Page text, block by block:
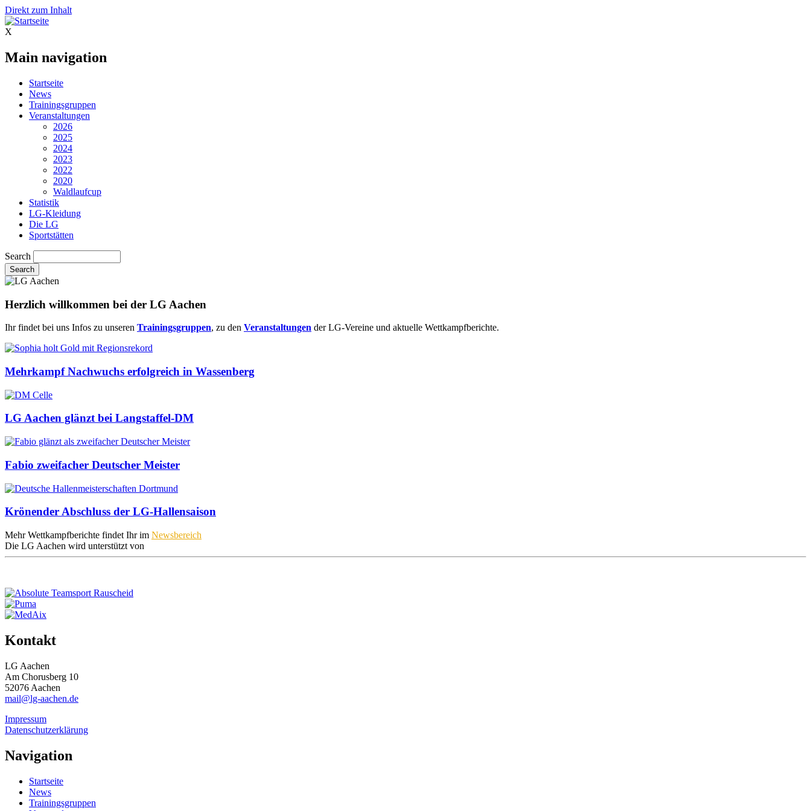
Direkt zum Inhalt
X
Main navigation
Startseite
News
Trainingsgruppen
Veranstaltungen
2026
2025
2024
2023
2022
2020
Waldlaufcup
Statistik
LG-Kleidung
Die LG
Sportstätten
Search
Herzlich willkommen bei der LG Aachen
Ihr findet bei uns Infos zu unseren Trainingsgruppen, zu den Veranstaltungen der LG-Vereine und aktuelle Wettkampfberichte.
Mehrkampf Nachwuchs erfolgreich in Wassenberg
LG Aachen glänzt bei Langstaffel-DM
Fabio zweifacher Deutscher Meister
Krönender Abschluss der LG-Hallensaison
Mehr Wettkampfberichte findet Ihr im Newsbereich
Die LG Aachen wird unterstützt von
Kontakt
LG Aachen
Am Chorusberg 10
52076 Aachen
mail@lg-aachen.de
Impressum
Datenschutzerklärung
Navigation
Startseite
News
Trainingsgruppen